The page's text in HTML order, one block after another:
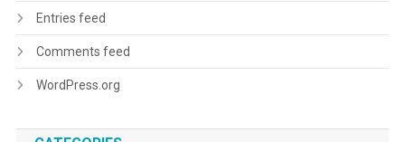
Entries feed
Comments feed
WordPress.org